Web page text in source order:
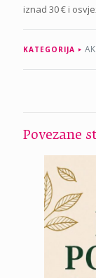
iznad 30 € i
KATEGORIJA
Povezane